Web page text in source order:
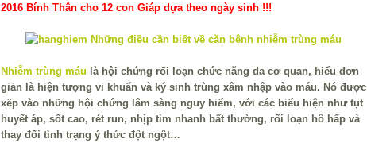
2016 Bính Thân cho 12 con Giáp dựa theo ngày sinh !!!
Nhiễm trùng máu là hội chứng rối loạn chức năng đa cơ quan, hiểu đơn
giản là hiện tượng vi khuẩn và ký sinh trùng xâm nhập vào máu. Nó được
xếp vào những hội chứng lâm sàng nguy hiểm, với các biểu hiện như tụt
huyết áp, sốt cao, rét run, nhịp tim nhanh bất thường, rối loạn hô hấp và
thay đổi tình trạng ý thức đột ngột…